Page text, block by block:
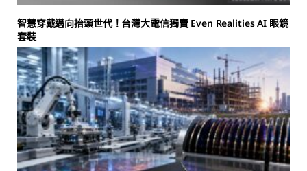
智慧穿戴邁向抬頭世代！台灣大電信獨賣 Even Realities AI 眼鏡
套裝